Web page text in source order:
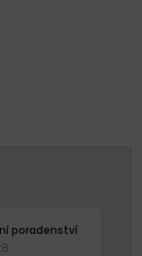
poradenství